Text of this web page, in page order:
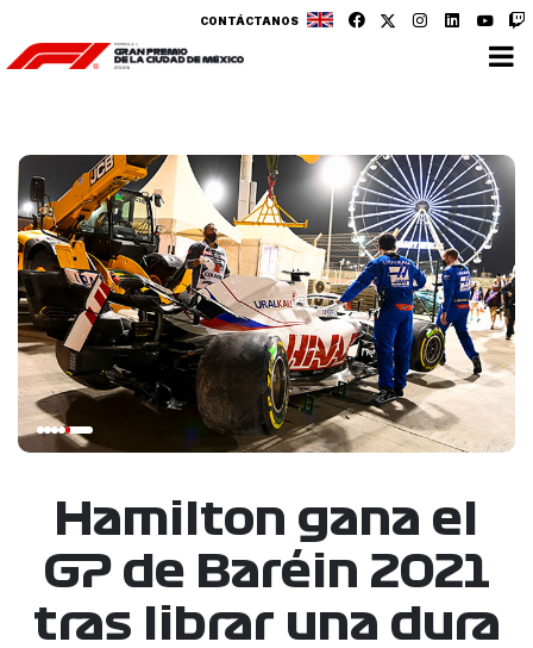
CONTÁCTANOS
Hamilton gana el
GP de Baréin 2021
tras librar una dura